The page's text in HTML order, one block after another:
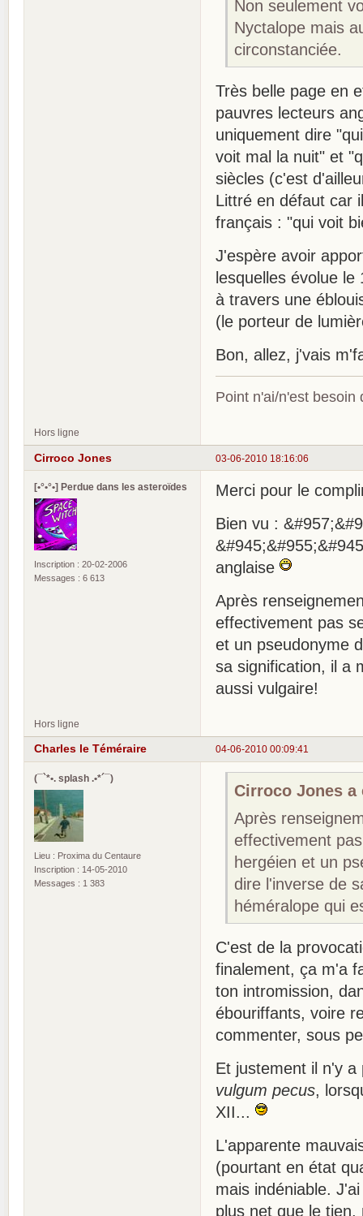
Non seulement
Nyctalope mais
circonstanciée.
Très belle page en
pauvres lecteurs
uniquement dire
voit mal la nuit" et
siècles (c'est
Littré en défaut car
français : "qui voit
J'espère avoir
lesquelles évolue
à travers une
(le porteur de
Bon, allez, j'vais
Point n'ai/n'est besoin
Hors ligne
03-06-2010 18:16:06
Cirroco Jones
[•°•°•] Perdue dans les asteroïdes
Inscription : 20-02-2006
Messages : 6 613
Merci pour le
Bien vu :
anglaise
Après
effectivement pas
et un pseudonyme
sa signification, il a
aussi vulgaire!
Hors ligne
04-06-2010 00:09:41
Charles le Téméraire
(¯`*•. splash .•*´¯)
Lieu : Proxima du Centaure
Inscription : 14-05-2010
Messages : 1 383
Cirroco Jones a
Après
effectivement
hergéien et un
dire l'inverse de
héméralope qui
C'est de la
finalement, ça m'a
ton intromission,
ébouriffants, voire
commenter, sous
Et justement il n'y
vulgum pecus,
XII...
L'apparente
(pourtant en état
mais indéniable.
plus net que le